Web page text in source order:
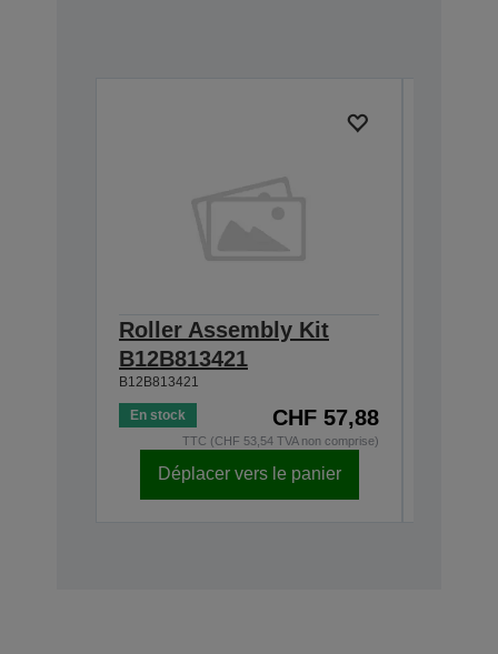
Roller Assembly Kit
B12B813421
B12B813421
En stock CHF 57,88
TTC (CHF 53,54 TVA non comprise)
Déplacer vers le panier